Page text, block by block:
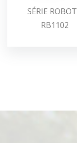
SÉRIE
RB1102